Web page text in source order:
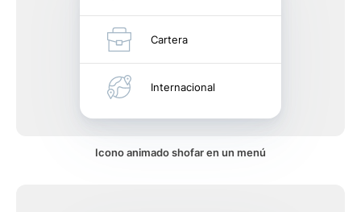
Cartera
Internacional
Icono animado shofar en un menú